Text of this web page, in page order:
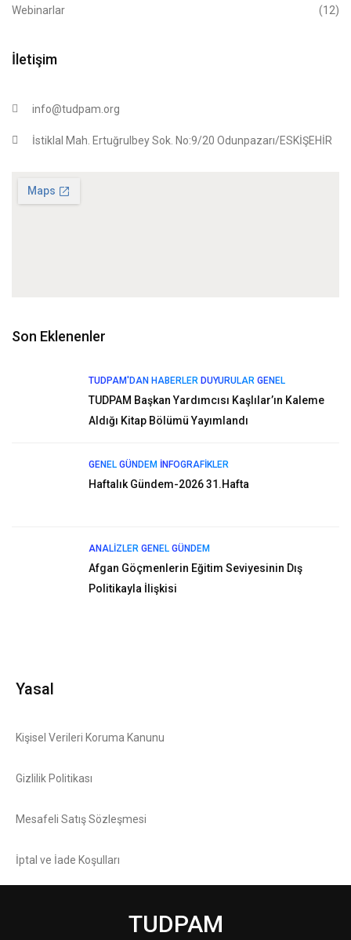
Webinarlar (12)
İletişim
info@tudpam.org
İstiklal Mah. Ertuğrulbey Sok. No:9/20 Odunpazarı/ESKİŞEHİR
Son Eklenenler
TUDPAM'DAN HABERLER DUYURULAR GENEL
TUDPAM Başkan Yardımcısı Kaşlılar’ın Kaleme
Aldığı Kitap Bölümü Yayımlandı
GENEL GÜNDEM İNFOGRAFIKLER
Haftalık Gündem-2026 31.Hafta
ANALIZLER GENEL GÜNDEM
Afgan Göçmenlerin Eğitim Seviyesinin Dış
Politikayla İlişkisi
Yasal
Kişisel Verileri Koruma Kanunu
Gizlilik Politikası
Mesafeli Satış Sözleşmesi
İptal ve İade Koşulları
TUDPAM